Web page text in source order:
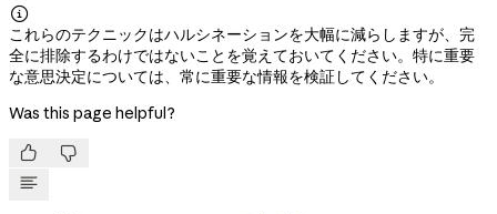

これらのテクニックはハルシネーションを大幅に減らしますが、完
全に排除するわけではないことを覚えておいてください。特に重要
な意思決定については、常に重要な情報を検証してください。
Was this page helpful?
 